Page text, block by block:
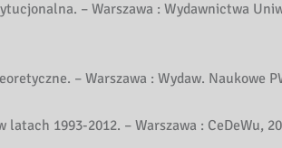
– Warszawa : Wydawnictwa
– Warszawa : Wydaw. Naukowe
1993-2012. – Warszawa : CeDeWu,